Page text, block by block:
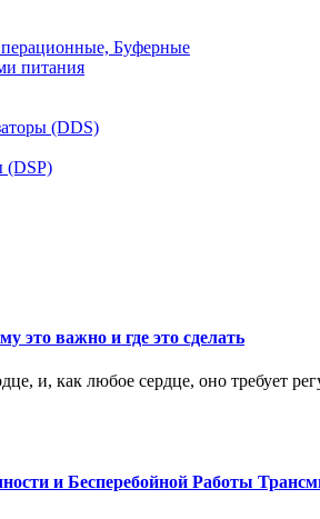
Буферные
питания
(DDS)
(DSP)
это важно и где это сделать
и, как любое сердце, оно требует
и Бесперебойной Работы